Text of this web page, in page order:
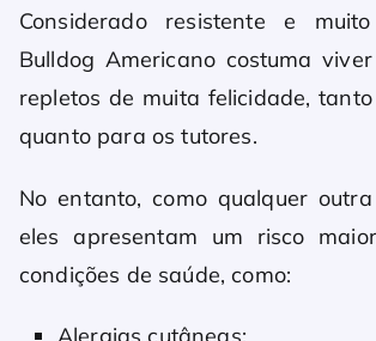
Considerado resistente e
Bulldog Americano costuma
repletos de muita felicidade,
quanto para os tutores.
No entanto, como qualquer
eles apresentam um risco
condições de saúde, como: